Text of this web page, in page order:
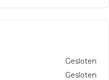
Gesloten
Gesloten